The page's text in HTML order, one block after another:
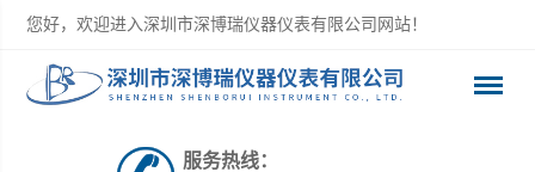
您好，欢迎进入深圳市深博瑞仪器仪表有限公司网站！
服务热线：